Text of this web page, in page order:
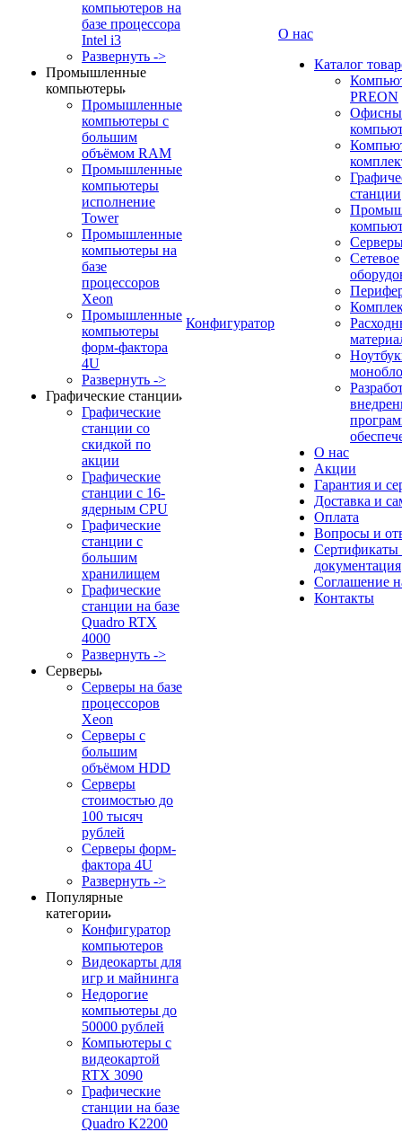
компьютеров на
базе процессора
Intel i3
Развернуть ->
Промышленные
компьютеры
Промышленные
компьютеры с
большим
объёмом RAM
Промышленные
компьютеры
исполнение
Tower
Промышленные
компьютеры на
базе
процессоров
Xeon
Промышленные
компьютеры
форм-фактора
4U
Развернуть ->
Графические станции
Графические
станции со
скидкой по
акции
Графические
станции с 16-
ядерным CPU
Графические
станции с
большим
хранилищем
Графические
станции на базе
Quadro RTX
4000
Развернуть ->
Серверы
Серверы на базе
процессоров
Xeon
Серверы с
большим
объёмом HDD
Серверы
стоимостью до
100 тысяч
рублей
Серверы форм-
фактора 4U
Развернуть ->
Популярные
категории
Конфигуратор
компьютеров
Видеокарты для
игр и майнинга
Недорогие
компьютеры до
50000 рублей
Компьютеры с
видеокартой
RTX 3090
Графические
станции на базе
Quadro K2200
Конфигуратор
О нас
Каталог
PREON
станции
Сетевое
О нас
Акции
Гарантия и
Доставка и
Оплата
Вопросы и
Сертификаты
документация
Соглашение
Контакты